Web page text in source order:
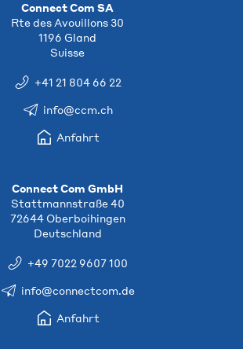
Connect Com SA
Rte des Avouillons 30
1196 Gland
Suisse
+41 21 804 66 22
info@ccm.ch
Anfahrt
Connect Com GmbH
Stattmannstraße 40
72644 Oberboihingen
Deutschland
+49 7022 9607 100
info@connectcom.de
Anfahrt